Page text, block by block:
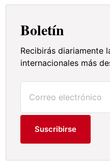
Boletín
Recibirás diariamente
internacionales más
Suscribirse